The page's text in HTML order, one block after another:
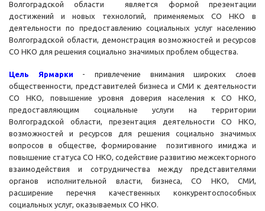
Волгоградской области является формой презентации
достижений и новых технологий, применяемых СО НКО в
деятельности по предоставлению социальных услуг населению
Волгоградской области, демонстрация возможностей и ресурсов
СО НКО для решения социально значимых проблем общества.
Цель Ярмарки - привлечение внимания широких слоев
общественности, представителей бизнеса и СМИ к деятельности
СО НКО, повышение уровня доверия населения к СО НКО,
предоставляющим социальные услуги на территории
Волгоградской области, презентация деятельности СО НКО,
возможностей и ресурсов для решения социально значимых
вопросов в обществе, формирование позитивного имиджа и
повышение статуса СО НКО, содействие развитию межсекторного
взаимодействия и сотрудничества между представителями
органов исполнительной власти, бизнеса, СО НКО, СМИ,
расширение перечня качественных конкурентоспособных
социальных услуг, оказываемых СО НКО.